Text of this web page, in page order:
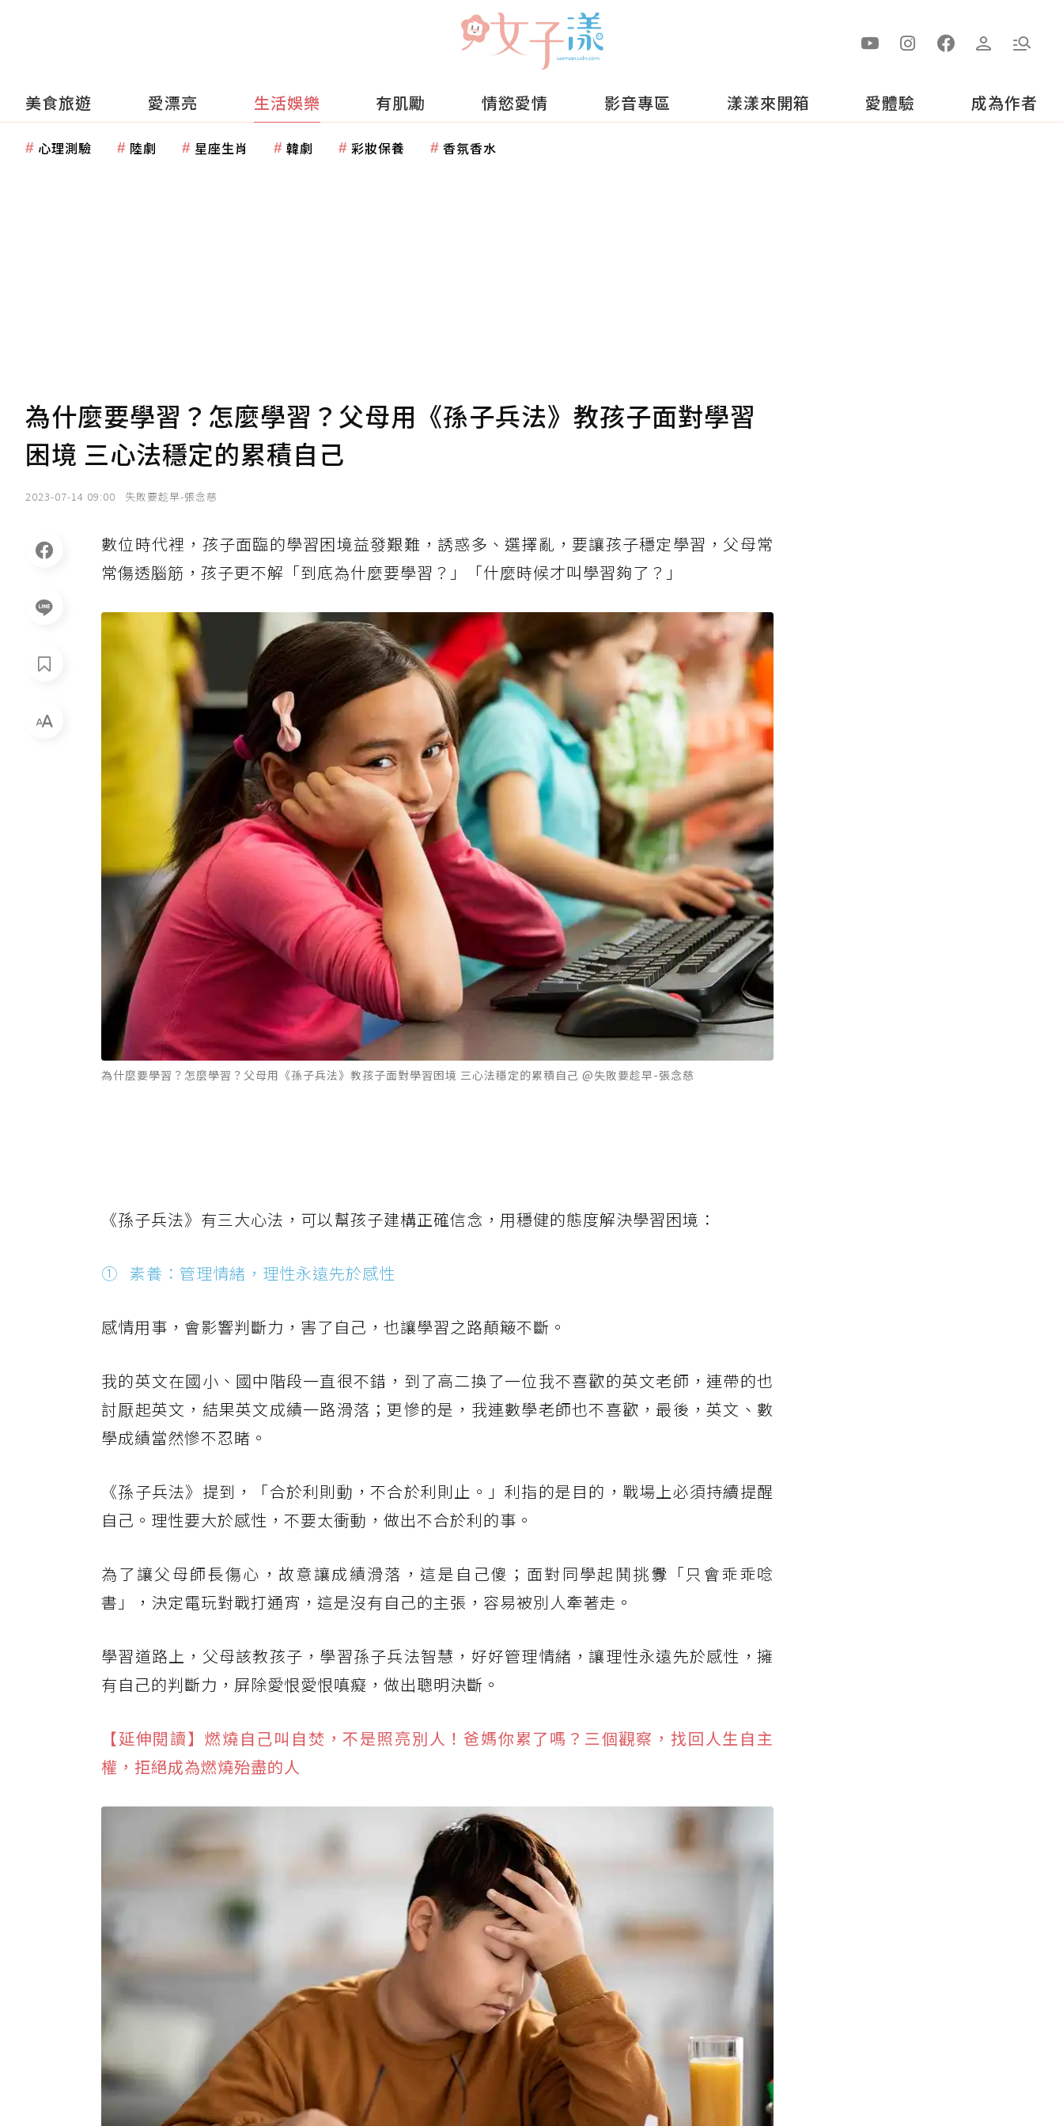
美食旅遊 愛漂亮 生活娛樂 有肌勵 情慾愛情 影音專區 漾漾來開箱 愛體驗 成為作者
心理測驗 陸劇 星座生肖 韓劇 彩妝保養 香氛香水
為什麼要學習？怎麼學習？父母用《孫子兵法》教孩子面對學習
困境 三心法穩定的累積自己
2023-07-14 09:00 失敗要趁早-張念慈
數位時代裡，孩子面臨的學習困境益發艱難，誘惑多、選擇亂，要讓孩子穩定學習，父母常
常傷透腦筋，孩子更不解「到底為什麼要學習？」「什麼時候才叫學習夠了？」
為什麼要學習？怎麼學習？父母用《孫子兵法》教孩子面對學習困境 三心法穩定的累積自己 @失敗要趁早-張念慈
《孫子兵法》有三大心法，可以幫孩子建構正確信念，用穩健的態度解決學習困境：
① 素養：管理情緒，理性永遠先於感性
感情用事，會影響判斷力，害了自己，也讓學習之路顛簸不斷。
我的英文在國小、國中階段一直很不錯，到了高二換了一位我不喜歡的英文老師，連帶的也
討厭起英文，結果英文成績一路滑落；更慘的是，我連數學老師也不喜歡，最後，英文、數
學成績當然慘不忍睹。
《孫子兵法》提到，「合於利則動，不合於利則止。」利指的是目的，戰場上必須持續提醒
自己。理性要大於感性，不要太衝動，做出不合於利的事。
為了讓父母師長傷心，故意讓成績滑落，這是自己傻；面對同學起鬨挑釁「只會乖乖唸
書」，決定電玩對戰打通宵，這是沒有自己的主張，容易被別人牽著走。
學習道路上，父母該教孩子，學習孫子兵法智慧，好好管理情緒，讓理性永遠先於感性，擁
有自己的判斷力，屏除愛恨愛恨嗔癡，做出聰明決斷。
【延伸閱讀】燃燒自己叫自焚，不是照亮別人！爸媽你累了嗎？三個觀察，找回人生自主
權，拒絕成為燃燒殆盡的人